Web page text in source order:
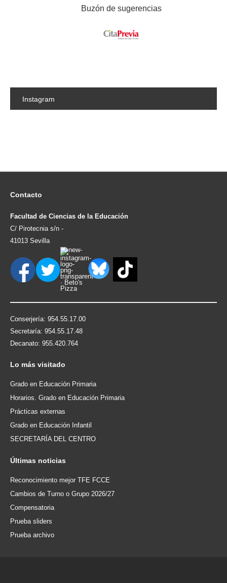
Buzón de sugerencias
Instagram
Contacto
Facultad de Ciencias de la Educación
C/ Pirotecnia s/n -
41013 Sevilla
Conserjería: 954.55.17.00
Secretaría: 954.55.17.48
Decanato: 955.420.764
Lo más visitado
Grado en Educación Primaria
Horarios. Grado en Educación Primaria
Prácticas externas
Grado en Educación Infantil
SECRETARÍA DEL CENTRO
Últimas noticias
Reconocimiento mejor TFE FCCE
Cambios de Turno o Grupo 2026/27
Compensatoria
Prueba sliders
Prueba archivo